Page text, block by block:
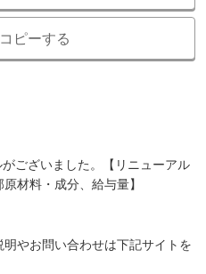
ピーする
ございました。【リニューアル
材料・成分、給与量】
やお問い合わせは下記サイトを